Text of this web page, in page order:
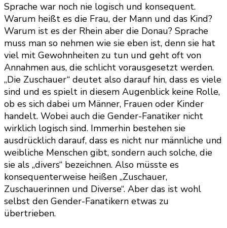
Sprache war noch nie logisch und konsequent.
Warum heißt es die Frau, der Mann und das Kind?
Warum ist es der Rhein aber die Donau? Sprache
muss man so nehmen wie sie eben ist, denn sie hat
viel mit Gewohnheiten zu tun und geht oft von
Annahmen aus, die schlicht vorausgesetzt werden.
„Die Zuschauer“ deutet also darauf hin, dass es viele
sind und es spielt in diesem Augenblick keine Rolle,
ob es sich dabei um Männer, Frauen oder Kinder
handelt. Wobei auch die Gender-Fanatiker nicht
wirklich logisch sind. Immerhin bestehen sie
ausdrücklich darauf, dass es nicht nur männliche und
weibliche Menschen gibt, sondern auch solche, die
sie als „divers“ bezeichnen. Also müsste es
konsequenterweise heißen „Zuschauer,
Zuschauerinnen und Diverse“. Aber das ist wohl
selbst den Gender-Fanatikern etwas zu
übertrieben.